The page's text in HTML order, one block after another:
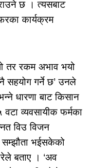
छ । त्यसबाट
कार्यक्रम
तर रकम अभाव भयो
गर्ने छ’ उनले
धारणा बाट किसान
वटा व्यवसायीक फर्मका
विउ विजन
सम्झौता भईसकेको
बताए । ‘अव